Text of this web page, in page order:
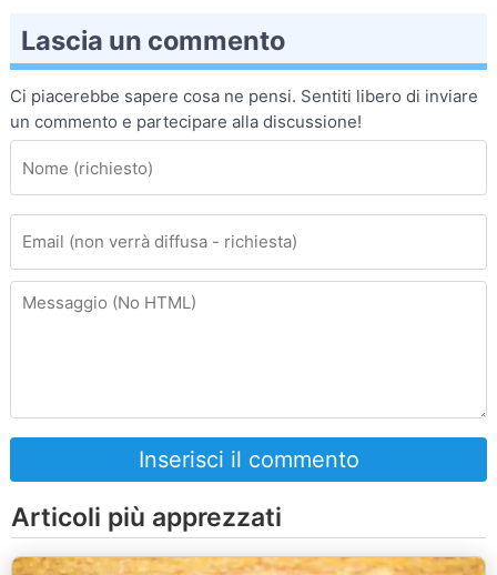
Lascia un commento
Ci piacerebbe sapere cosa ne pensi. Sentiti libero di inviare
un commento e partecipare alla discussione!
Inserisci il commento
Articoli più apprezzati